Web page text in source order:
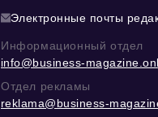
Электронные почты
Информационный отдел
info@business-
Отдел рекламы
reklama@business-